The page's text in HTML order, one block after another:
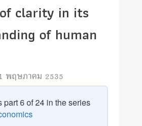
clarity in its
of human
พฤษภาคม 2535
part 6 of 24 in the series